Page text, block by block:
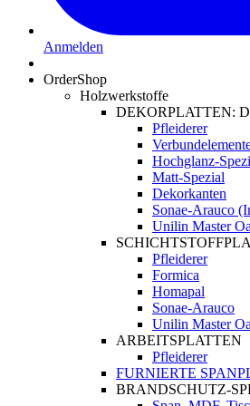
Anmelden
OrderShop
Holzwerkstoffe
DEKORPLATTEN:
Pfleiderer
Hochglanz-
Matt-Spezial
Dekorkanten
Sonae-Arauco
Unilin Master
Pfleiderer
Formica
Homapal
Sonae-Arauco
Unilin Master
ARBEITSPLATTEN
Pfleiderer
FURNIERTE
BRANDSCHUTZ-